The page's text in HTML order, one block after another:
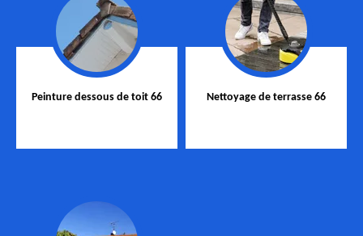
Peinture dessous de toit 66 Nettoyage de terrasse 66